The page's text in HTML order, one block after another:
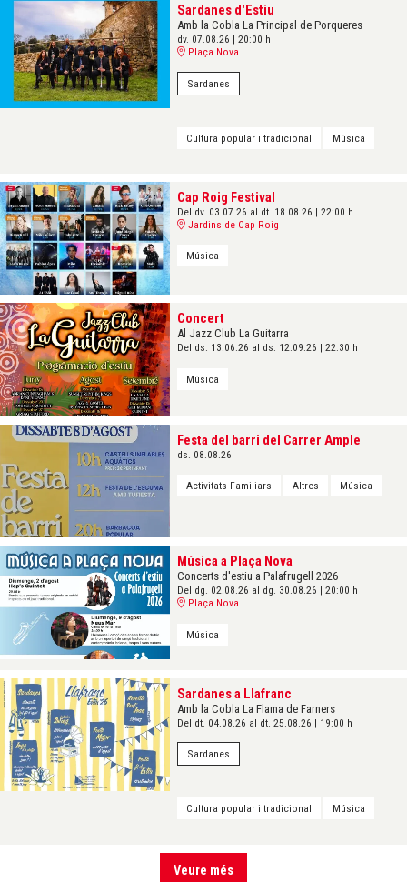
Sardanes d'Estiu
Amb la Cobla La Principal de Porqueres
dv. 07.08.26 | 20:00 h
Plaça Nova
Sardanes
Cultura popular i tradicional Música
Cap Roig Festival
Del dv. 03.07.26 al dt. 18.08.26 | 22:00 h
Jardins de Cap Roig
Música
Concert
Al Jazz Club La Guitarra
Del ds. 13.06.26 al ds. 12.09.26 | 22:30 h
Música
Festa del barri del Carrer Ample
ds. 08.08.26
Activitats Familiars Altres Música
Música a Plaça Nova
Concerts d'estiu a Palafrugell 2026
Del dg. 02.08.26 al dg. 30.08.26 | 20:00 h
Plaça Nova
Música
Sardanes a Llafranc
Amb la Cobla La Flama de Farners
Del dt. 04.08.26 al dt. 25.08.26 | 19:00 h
Sardanes
Cultura popular i tradicional Música
Veure més